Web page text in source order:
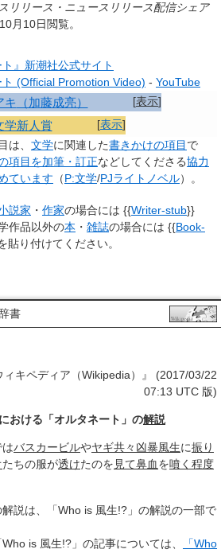
リリース・ニュースリリース配信シェア
月10日閲覧。
』新潮社公式サイト
(Official Promotion Video) - YouTube
[表示]
キ （加藤成亮）
[表示]
学新人賞
は、 文学に関連した書きかけの項目 で
項目を加筆・訂正などしてくださる協力
ています （P:文学/PJライトノベル）。
説家 ・ 作家の場合には {{Writer-stub}}
作品以外の本 ・ 雑誌の場合には {{Book-
貼り付けてください。
書
キペディア（Wikipedia）』 (2017/03/22
07:13 UTC 版)
における「オルタネート」の解説
はバスカービルやヤギ共々 凶暴風生に振り
たちの服が透けたのを 見て鼻血を噴く 程度
説は、「Who is 風生!?」の解説の一部で
is 風生!?」の記事については、
「Who